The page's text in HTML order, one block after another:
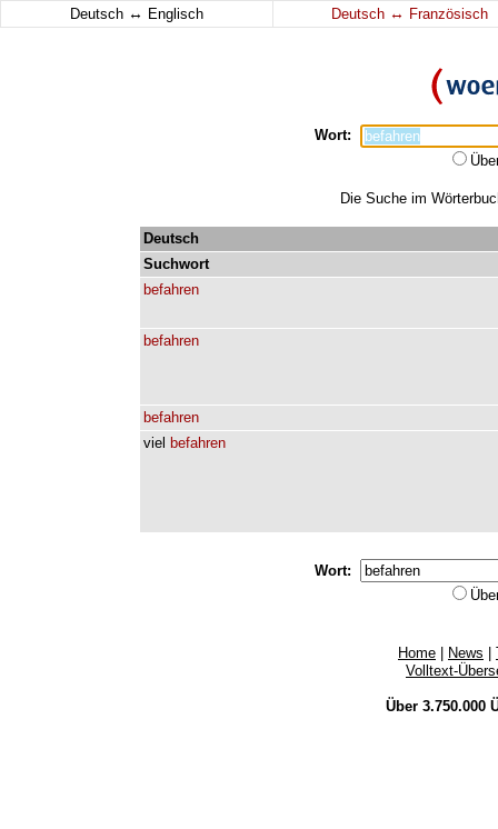
Deutsch ↔ Englisch Deutsch ↔ Französisch
Wort:
Die Suche im
Deutsch
Suchwort
befahren
befahren
befahren
viel befahren
Wort:
Home News
Volltext-
Über 3.750.000